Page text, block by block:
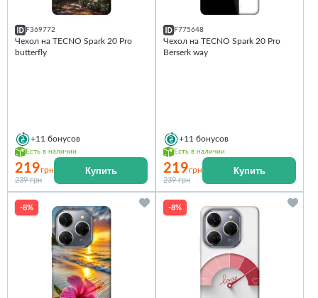
F369772
Чехол на TECNO Spark 20 Pro
butterfly
+11 бонусов
Есть в наличии
219грн
239 грн
Купить
F775648
Чехол на TECNO Spark 20 Pro
Berserk way
+11 бонусов
Есть в наличии
219грн
239 грн
Купить
-8% -8%